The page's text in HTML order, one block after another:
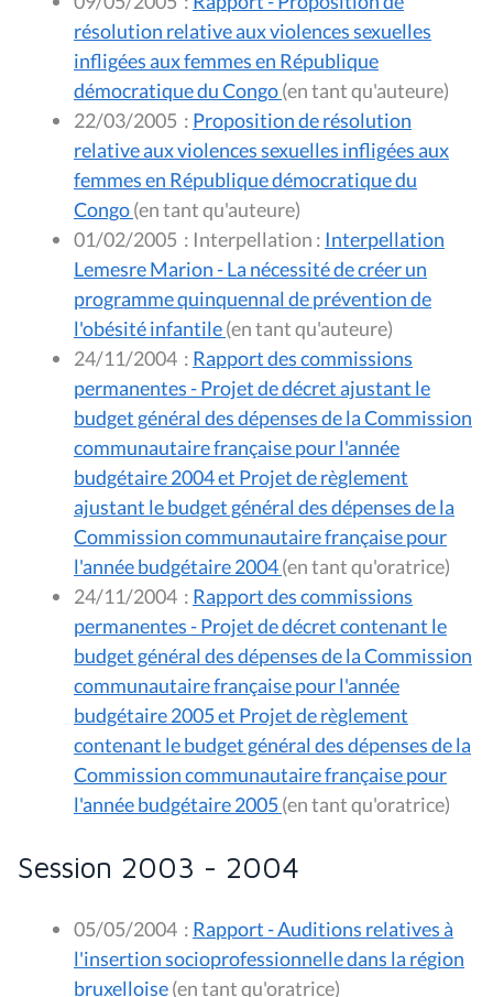
résolution relative aux violences sexuelles
infligées aux femmes en République
démocratique du Congo
(en tant qu'auteure)
22/03/2005 : Proposition de résolution
relative aux violences sexuelles infligées aux
femmes en République démocratique du
Congo
(en tant qu'auteure)
01/02/2005 : Interpellation : Interpellation
Lemesre Marion - La nécessité de créer un
programme quinquennal de prévention de
l'obésité infantile
(en tant qu'auteure)
24/11/2004 : Rapport des commissions
permanentes - Projet de décret ajustant le
budget général des dépenses de la Commission
communautaire française pour l'année
budgétaire 2004 et Projet de règlement
ajustant le budget général des dépenses de la
Commission communautaire française pour
l'année budgétaire 2004
(en tant qu'oratrice)
24/11/2004 : Rapport des commissions
permanentes - Projet de décret contenant le
budget général des dépenses de la Commission
communautaire française pour l'année
budgétaire 2005 et Projet de règlement
contenant le budget général des dépenses de la
Commission communautaire française pour
l'année budgétaire 2005
(en tant qu'oratrice)
Session 2003 - 2004
05/05/2004 : Rapport - Auditions relatives à
l'insertion socioprofessionnelle dans la région
bruxelloise
(en tant qu'oratrice)